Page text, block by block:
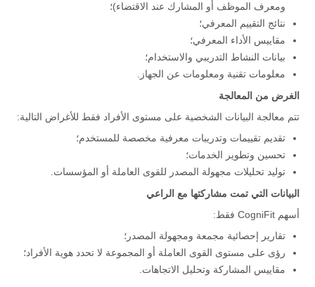
ومعرف الموظف أو المشارك عند الاقتضاء)؛
نتائج التقييم المعرفي؛
مقاييس الأداء المعرفي؛
بيانات النشاط التدريبي والاستخدام؛
معلومات تقنية ومعلومات عن الجهاز.
الغرض من المعالجة
تتم معالجة البيانات الشخصية على مستوى الأفراد فقط للأغراض التالية:
تقديم تقييمات وتدريبات معرفية مخصصة للمستخدم؛
تحسين وتطوير الخدمات؛
توليد تحليلات مجهولة المصدر للقوى العاملة أو المؤسسات.
البيانات التي تمت مشاركتها مع الراعي
أسهم CogniFit فقط:
تقارير إحصائية مجمعة ومجهولة المصدر؛
رؤى على مستوى القوى العاملة أو المجموعة لا تحدد هوية الأفراد؛
مقاييس المشاركة وتحليل الاتجاهات.